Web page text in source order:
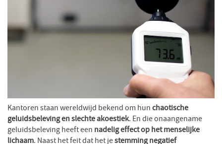
Kantoren staan wereldwijd bekend om hunchaotische
geluidsbeleving en slechte akoestiek. En die onaangename
geluidsbeleving heeft een nadelig effect op het menselijke
lichaam. Naast het feit dat het jestemmingnegatief